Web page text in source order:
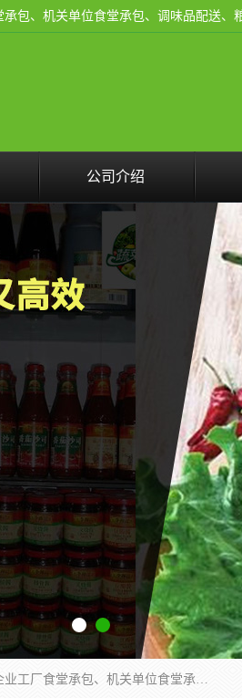
公司介绍
东莞市康隆膳食管理有限公司主要从事：蔬菜配送、食堂承包、企业工厂食堂承包、机关单位食堂承包、调味品配送、粮油配送、干货配送、副食配送、水果配送、海鲜配送等业务，东莞蔬菜配送电话，咨询在线客服。